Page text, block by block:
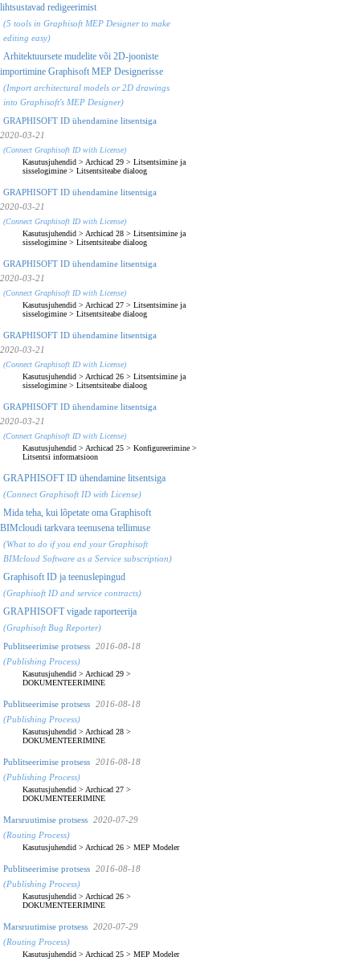
lihtsustavad redigeerimist
(5 tools in Graphisoft MEP Designer to make
editing easy)
Arhitektuursete mudelite või 2D-jooniste
importimine Graphisoft MEP Designerisse
(Import architectural models or 2D drawings
into Graphisoft's MEP Designer)
GRAPHISOFT ID ühendamine litsentsiga
2020-03-21
(Connect Graphisoft ID with License)
Kasutusjuhendid > Archicad 29 > Litsentsimine ja
sisselogimine > Litsentsiteabe dialoog
GRAPHISOFT ID ühendamine litsentsiga
2020-03-21
(Connect Graphisoft ID with License)
Kasutusjuhendid > Archicad 28 > Litsentsimine ja
sisselogimine > Litsentsiteabe dialoog
GRAPHISOFT ID ühendamine litsentsiga
2020-03-21
(Connect Graphisoft ID with License)
Kasutusjuhendid > Archicad 27 > Litsentsimine ja
sisselogimine > Litsentsiteabe dialoog
GRAPHISOFT ID ühendamine litsentsiga
2020-03-21
(Connect Graphisoft ID with License)
Kasutusjuhendid > Archicad 26 > Litsentsimine ja
sisselogimine > Litsentsiteabe dialoog
GRAPHISOFT ID ühendamine litsentsiga
2020-03-21
(Connect Graphisoft ID with License)
Kasutusjuhendid > Archicad 25 > Konfigureerimine >
Litsentsi informatsioon
GRAPHISOFT ID ühendamine litsentsiga
(Connect Graphisoft ID with License)
Mida teha, kui lõpetate oma Graphisoft
BIMcloudi tarkvara teenusena tellimuse
(What to do if you end your Graphisoft
BIMcloud Software as a Service subscription)
Graphisoft ID ja teenuslepingud
(Graphisoft ID and service contracts)
GRAPHISOFT vigade raporteerija
(Graphisoft Bug Reporter)
Publitseerimise protsess
2016-08-18
(Publishing Process)
Kasutusjuhendid > Archicad 29 >
DOKUMENTEERIMINE
Publitseerimise protsess
2016-08-18
(Publishing Process)
Kasutusjuhendid > Archicad 28 >
DOKUMENTEERIMINE
Publitseerimise protsess
2016-08-18
(Publishing Process)
Kasutusjuhendid > Archicad 27 >
DOKUMENTEERIMINE
Marsruutimise protsess
2020-07-29
(Routing Process)
Kasutusjuhendid > Archicad 26 > MEP Modeler
Publitseerimise protsess
2016-08-18
(Publishing Process)
Kasutusjuhendid > Archicad 26 >
DOKUMENTEERIMINE
Marsruutimise protsess
2020-07-29
(Routing Process)
Kasutusjuhendid > Archicad 25 > MEP Modeler